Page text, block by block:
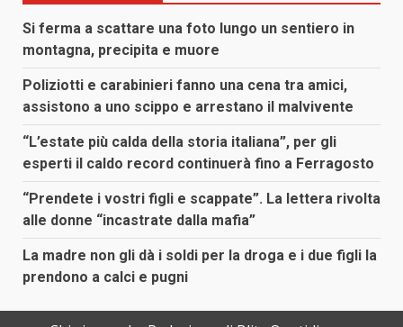
Si ferma a scattare una foto lungo un sentiero in
montagna, precipita e muore
Poliziotti e carabinieri fanno una cena tra amici,
assistono a uno scippo e arrestano il malvivente
“L’estate più calda della storia italiana”, per gli
esperti il caldo record continuerà fino a Ferragosto
“Prendete i vostri figli e scappate”. La lettera rivolta
alle donne “incastrate dalla mafia”
La madre non gli dà i soldi per la droga e i due figli la
prendono a calci e pugni